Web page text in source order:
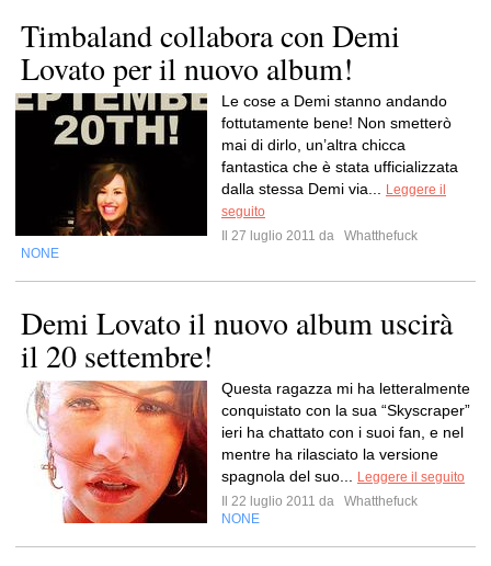
Timbaland collabora con Demi
Lovato per il nuovo album!
Le cose a Demi stanno andando
fottutamente bene! Non smetterò
mai di dirlo, un’altra chicca
fantastica che è stata ufficializzata
dalla stessa Demi via...
Leggere il
seguito
Il 27 luglio 2011 da
Whatthefuck
NONE
Demi Lovato il nuovo album uscirà
il 20 settembre!
Questa ragazza mi ha letteralmente
conquistato con la sua “Skyscraper”
ieri ha chattato con i suoi fan, e nel
mentre ha rilasciato la versione
spagnola del suo...
Leggere il seguito
Il 22 luglio 2011 da
Whatthefuck
NONE